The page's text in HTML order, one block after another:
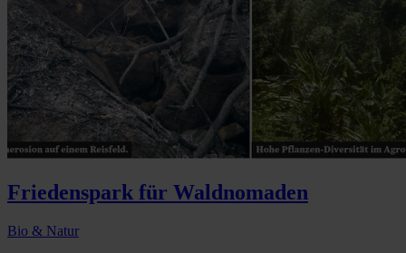
Friedenspark für Waldnomaden
Bio & Natur